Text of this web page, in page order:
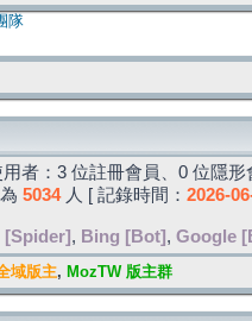
隊
者：3 位註冊會員、0 位隱
5034人 [ 記錄時間： 2026-
[Spider] , Bing [Bot] , Google
域版主, MozTW 版主群